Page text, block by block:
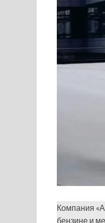
Компания
бензине и